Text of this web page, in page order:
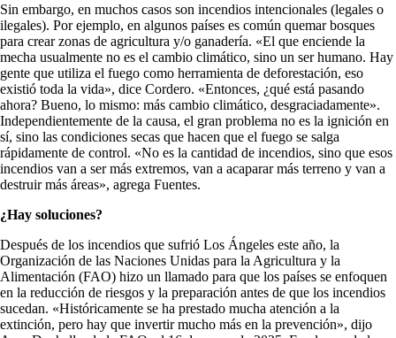
Sin embargo, en muchos casos son incendios intencionales (legales o
ilegales). Por ejemplo, en algunos países es común quemar bosques
para crear zonas de agricultura y/o ganadería. «El que enciende la
mecha usualmente no es el cambio climático, sino un ser humano. Hay
gente que utiliza el fuego como herramienta de deforestación, eso
existió toda la vida», dice Cordero. «Entonces, ¿qué está pasando
ahora? Bueno, lo mismo: más cambio climático, desgraciadamente».
Independientemente de la causa, el gran problema no es la ignición en
sí, sino las condiciones secas que hacen que el fuego se salga
rápidamente de control. «No es la cantidad de incendios, sino que esos
incendios van a ser más extremos, van a acaparar más terreno y van a
destruir más áreas», agrega Fuentes.
¿Hay soluciones?
Después de los incendios que sufrió Los Ángeles este año, la
Organización de las Naciones Unidas para la Agricultura y la
Alimentación (FAO) hizo un llamado para que los países se enfoquen
en la reducción de riesgos y la preparación antes de que los incendios
sucedan. «Históricamente se ha prestado mucha atención a la
extinción, pero hay que invertir mucho más en la prevención», dijo